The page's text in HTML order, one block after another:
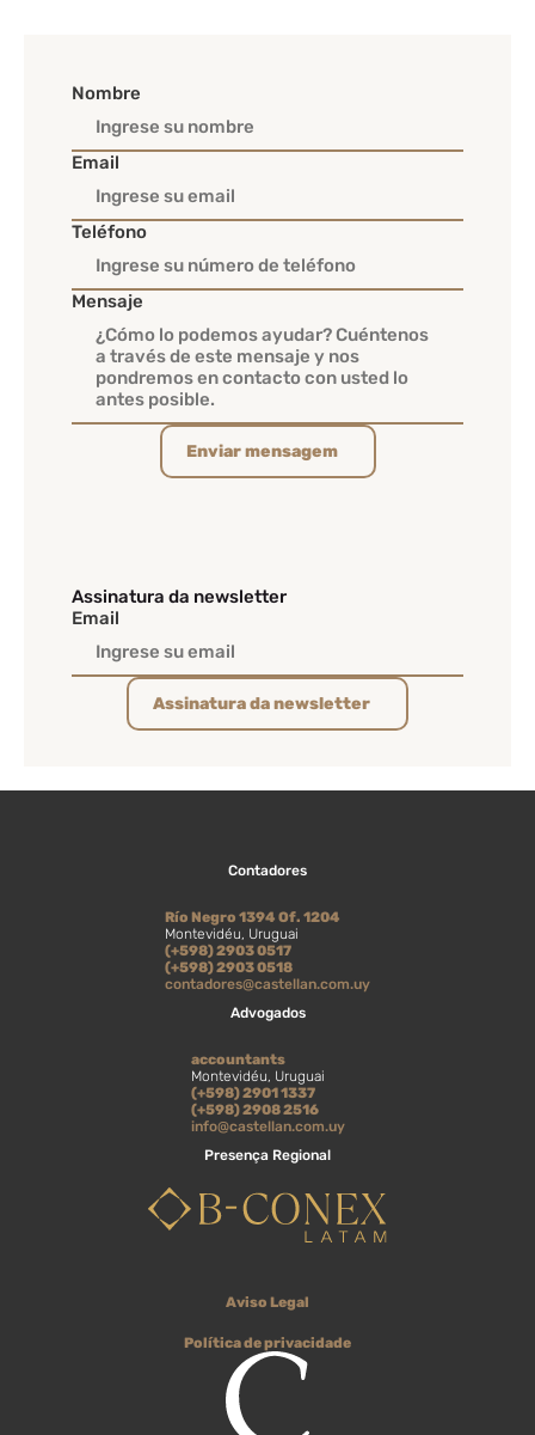
Nombre
Email
Teléfono
Mensaje
Enviar mensagem
Assinatura da newsletter
Email
Assinatura da newsletter
Aviso Legal
Política de privacidade
Presença Regional
Advogados
accountants
Montevidéu, Uruguai
(+598) 2901 1337
(+598) 2908 2516
info@castellan.com.uy
Contadores
Río Negro 1394 Of. 1204
Montevidéu, Uruguai
(+598) 2903 0517
(+598) 2903 0518
contadores@castellan.com.uy